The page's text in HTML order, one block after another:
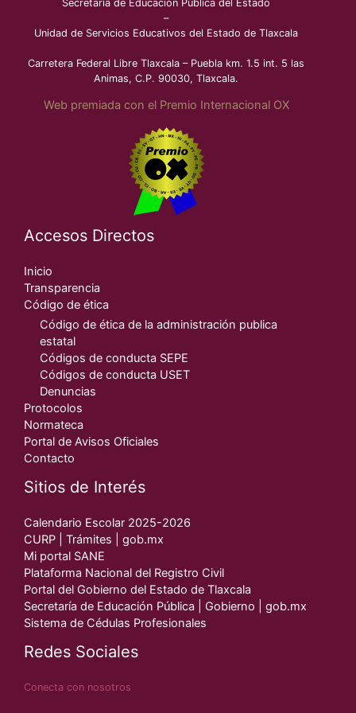
Secretaría de Educación Pública del Estado
–
Unidad de Servicios Educativos del Estado de Tlaxcala
Carretera Federal Libre Tlaxcala – Puebla km. 1.5 int. 5 las
Animas, C.P. 90030, Tlaxcala.
Web premiada con el Premio Internacional OX
Accesos Directos
Inicio
Transparencia
Código de ética
Código de ética de la administración publica
estatal
Códigos de conducta SEPE
Códigos de conducta USET
Denuncias
Protocolos
Normateca
Portal de Avisos Oficiales
Contacto
Sitios de Interés
Calendario Escolar 2025-2026
CURP | Trámites | gob.mx
Mi portal SANE
Plataforma Nacional del Registro Civil
Portal del Gobierno del Estado de Tlaxcala
Secretaría de Educación Pública | Gobierno | gob.mx
Sistema de Cédulas Profesionales
Redes Sociales
Conecta con nosotros